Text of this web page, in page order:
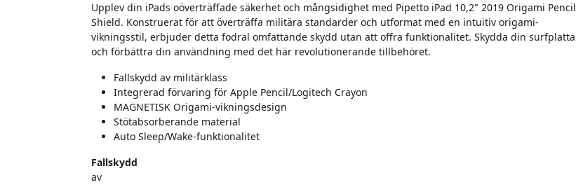
Upplev din iPads oöverträffade säkerhet och mångsidighet med Pipetto iPad 10,2" 2019 Origami Pencil
Shield. Konstruerat för att överträffa militära standarder och utformat med en intuitiv origami-
vikningsstil, erbjuder detta fodral omfattande skydd utan att offra funktionalitet. Skydda din surfplatta
och förbättra din användning med det här revolutionerande tillbehöret.
Fallskydd av militärklass
Integrerad förvaring för Apple Pencil/Logitech Crayon
MAGNETISK Origami-vikningsdesign
Stötabsorberande material
Auto Sleep/Wake-funktionalitet
Fallskydd
av